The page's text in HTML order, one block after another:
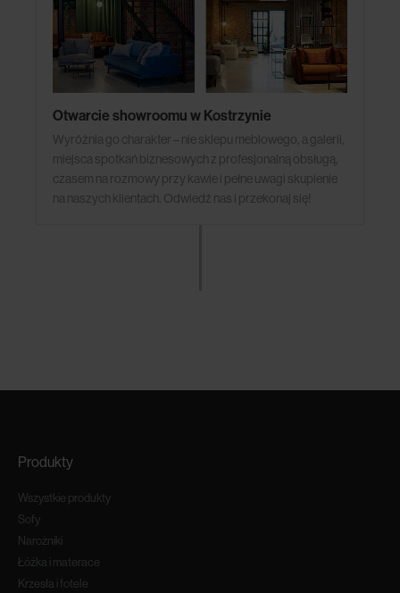
Otwarcie showroomu w Kostrzynie
Wyróżnia go charakter – nie sklepu meblowego, a galerii,
miejsca spotkań biznesowych z profesjonalną obsługą,
czasem na rozmowy przy kawie i pełne uwagi skupienie
na naszych klientach. Odwiedź nas i przekonaj się!
Produkty
Wszystkie produkty
Sofy
Narożniki
Łóżka i materace
Krzesła i fotele